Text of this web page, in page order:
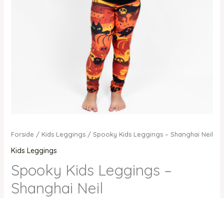
Forside / Kids Leggings/ Spooky Kids Leggings – Shanghai Neil
Kids Leggings
Spooky Kids Leggings –
Shanghai Neil